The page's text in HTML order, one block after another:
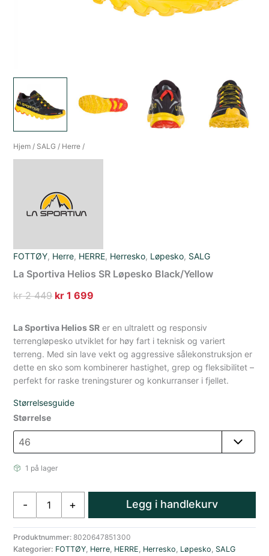
Hjem / SALG / Herre /
FOTTØY, Herre, HERRE, Herresko, Løpesko, SALG
La Sportiva Helios SR Løpesko Black/Yellow
kr2 449 Opprinnelig
var:
kr 2
449.
kr 1 699
er:
kr 1
699.
La Sportiva Helios SR er en ultralett og responsiv
terrengløpesko utviklet for høy fart i teknisk og variert
terreng. Med sin lave vekt og aggressive sålekonstruksjon er
dette en sko som kombinerer hastighet, grep og fleksibilitet –
perfekt for raske treningsturer og konkurranser i fjellet.
Størrelsesguide
Størrelse
1 på lager
-
SR
Løpesko
+ Legg i handlekurv
Produktnummer:8020647851300
Kategorier: FOTTØY, Herre, HERRE, Herresko, Løpesko, SALG